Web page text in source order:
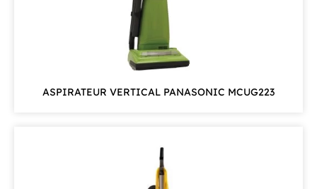
ASPIRATEUR VERTICAL PANASONIC MCUG223